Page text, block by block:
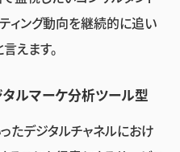
ィング動向を継続的に追い
えます。
ルマーケ分析ツール型
たデジタルチャネルにおけ